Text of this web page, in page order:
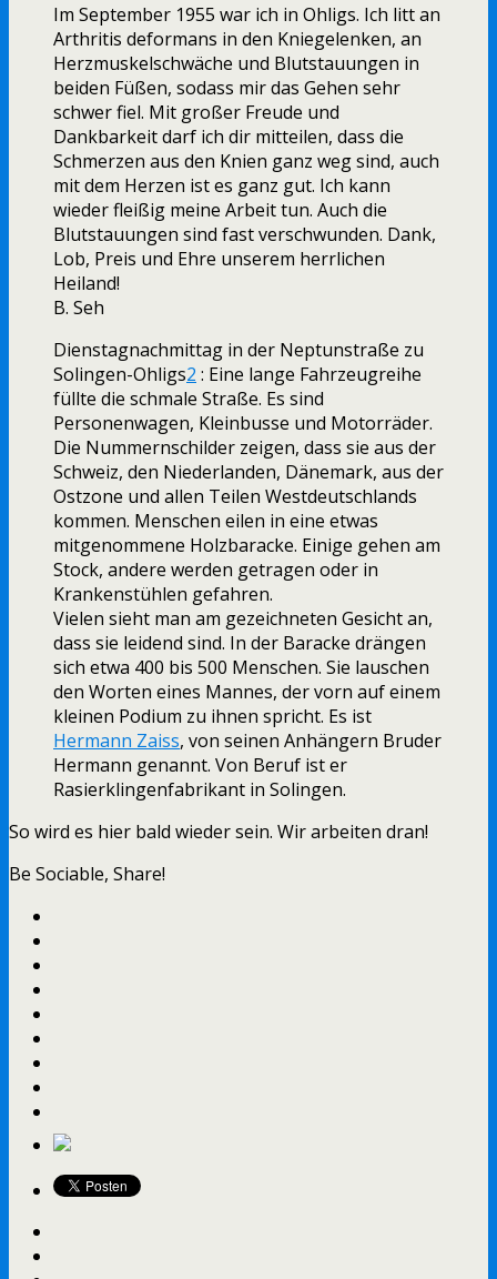
Im September 1955 war ich in Ohligs. Ich litt an
Arthritis deformans in den Kniegelenken, an
Herzmuskelschwäche und Blutstauungen in
beiden Füßen, sodass mir das Gehen sehr
schwer fiel. Mit großer Freude und
Dankbarkeit darf ich dir mitteilen, dass die
Schmerzen aus den Knien ganz weg sind, auch
mit dem Herzen ist es ganz gut. Ich kann
wieder fleißig meine Arbeit tun. Auch die
Blutstauungen sind fast verschwunden. Dank,
Lob, Preis und Ehre unserem herr­lichen
Heiland!
B. Seh
Dienstagnachmittag in der Neptunstraße zu
Solingen-Ohligs2 : Eine lange Fahrzeugreihe
füllte die schmale Straße. Es sind
Personenwagen, Kleinbusse und Motorräder.
Die Nummernschilder zeigen, dass sie aus der
Schweiz, den Niederlanden, Dänemark, aus der
Ostzone und allen Teilen Westdeutschlands
kommen. Menschen eilen in eine etwas
mitgenommene Holzbaracke. Einige gehen am
Stock, andere werden getragen oder in
Krankenstühlen gefahren.
Vielen sieht man am gezeichneten Gesicht an,
dass sie leidend sind. In der Baracke drängen
sich etwa 400 bis 500 Menschen. Sie lauschen
den Worten eines Mannes, der vorn auf einem
kleinen Podium zu ihnen spricht. Es ist
Hermann Zaiss, von seinen Anhängern Bruder
Hermann genannt. Von Beruf ist er
Rasierklingenfabrikant in Solingen.
So wird es hier bald wieder sein. Wir arbeiten dran!
Be Sociable, Share!